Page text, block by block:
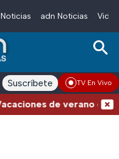
Noticias adn Noticias
adn Noticias Radio
Suscríbete TV En Vivo
de verano